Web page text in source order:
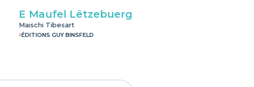
E Maufel Lëtzebuerg
Maischi Tibesart
ÉDITIONS GUY BINSFELD